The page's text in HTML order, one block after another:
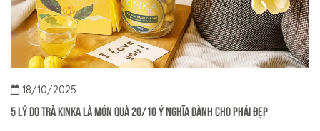
18/10/2025
5 Lý Do Trà KINKA Là Món Quà 20/10 Ý Nghĩa Dành Cho Phái Đẹp